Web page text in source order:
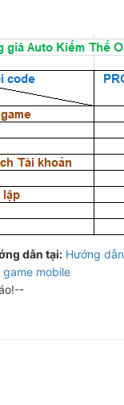
dẫn tại: Hướng dẫn
game mobile